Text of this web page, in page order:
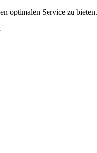
optimalen Service zu bieten.